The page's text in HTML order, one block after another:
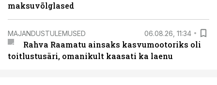
maksuvõlglased
MAJANDUSTULEMUSED 06.08.26, 11:34
Rahva Raamatu ainsaks kasvumootoriks oli
toitlustusäri, omanikult kaasati ka laenu